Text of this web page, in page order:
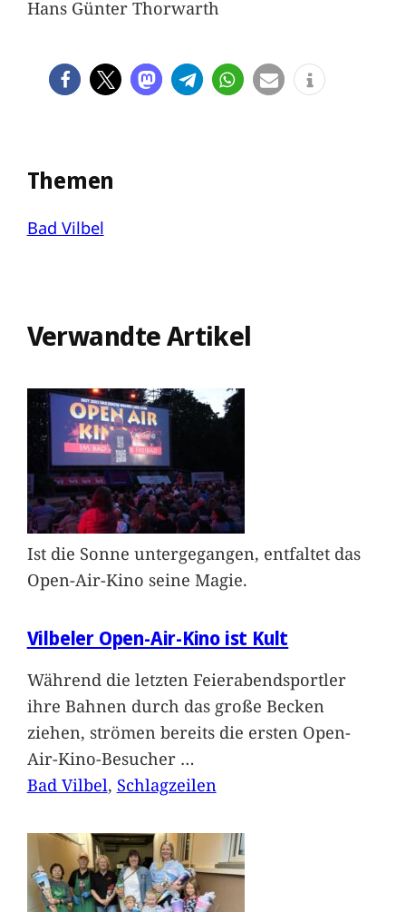
Hans Günter Thorwarth
Themen
Bad Vilbel
Verwandte Artikel
Ist die Sonne untergegangen, entfaltet das
Open-Air-Kino seine Magie.
Vilbeler Open-Air-Kino ist Kult
Während die letzten Feierabendsportler
ihre Bahnen durch das große Becken
ziehen, strömen bereits die ersten Open-
Air-Kino-Besucher …
Bad Vilbel, Schlagzeilen